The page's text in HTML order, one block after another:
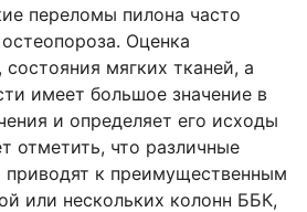
переломы пилона часто
Оценка
мягких тканей, а
имеет большое значение в
и определяет его исходы
отметить, что различные
к преимущественным
или нескольких колонн ББК,